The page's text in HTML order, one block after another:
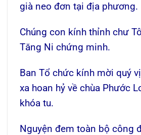
già neo đơn tại địa phương.
Chúng con kính thỉnh chư
Tăng Ni chứng minh.
Ban Tổ chức kính mời quý
xa hoan hỷ về chùa Phước
khóa tu.
Nguyện đem toàn bộ công